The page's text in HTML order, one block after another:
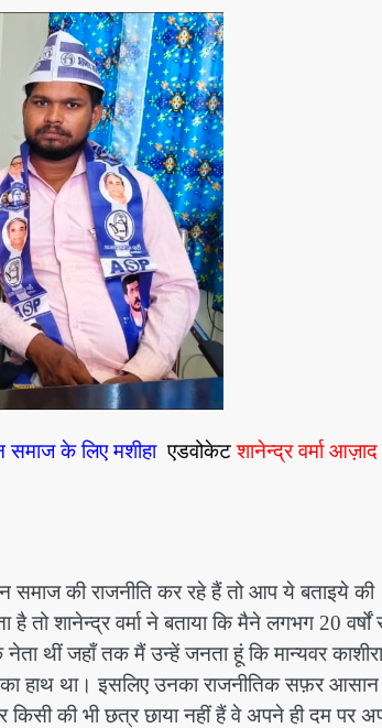
के लिए मशीहा एडवोकेटशानेन्द्र वर्मा आज़ाद
समाज की राजनीति कर रहे हैं तो आप ये बताइये की
शानेन्द्र वर्मा ने बताया कि मैने लगभग 20 वर्षों
नेता थीं जहाँ तक मैं उन्हें जनता हूं कि मान्यवर
हाथ था। इसलिए उनका राजनीतिक सफ़र आसान
की भी छत्र छाया नहीं हैं वे अपने ही दम पर